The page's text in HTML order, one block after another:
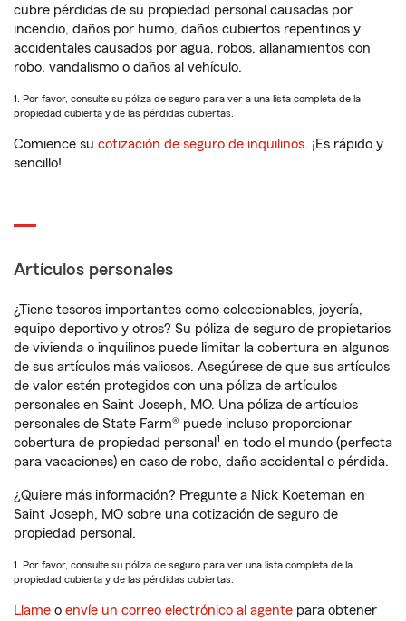
cubre pérdidas de su propiedad personal causadas por
incendio, daños por humo, daños cubiertos repentinos y
accidentales causados por agua, robos, allanamientos con
robo, vandalismo o daños al vehículo.
1. Por favor, consulte su póliza de seguro para ver a una lista completa de la
propiedad cubierta y de las pérdidas cubiertas.
Comience su cotización de seguro de inquilinos. ¡Es rápido y
sencillo!
Artículos personales
¿Tiene tesoros importantes como coleccionables, joyería,
equipo deportivo y otros? Su póliza de seguro de propietarios
de vivienda o inquilinos puede limitar la cobertura en algunos
de sus artículos más valiosos. Asegúrese de que sus artículos
de valor estén protegidos con una póliza de artículos
personales en Saint Joseph, MO. Una póliza de artículos
personales de State Farm® puede incluso proporcionar
cobertura de propiedad personal 1 en todo el mundo (perfecta
para vacaciones) en caso de robo, daño accidental o pérdida.
¿Quiere más información? Pregunte a Nick Koeteman en
Saint Joseph, MO sobre una cotización de seguro de
propiedad personal.
1. Por favor, consulte su póliza de seguro para ver una lista completa de la
propiedad cubierta y de las pérdidas cubiertas.
Llame o envíe un correo electrónico al agente para obtener